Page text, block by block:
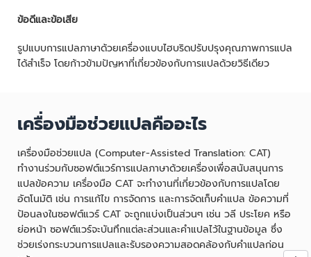
ข้อดีและข้อเสีย
รูปแบบการแปลภาษาด้วยเครื่องแบบไฮบริดปรับปรุงคุณภาพการแปล
ได้สำเร็จ โดยก้าวข้ามปัญหาที่เกี่ยวข้องกับการแปลด้วยวิธีเดียว
เครื่องมือช่วยแปลคืออะไร
เครื่องมือช่วยแปล (Computer-Assisted Translation: CAT)
ทำงานร่วมกับซอฟต์แวร์การแปลภาษาด้วยเครื่องเพื่อสนับสนุนการ
แปลข้อความ เครื่องมือ CAT จะทำงานที่เกี่ยวข้องกับการแปลโดย
อัตโนมัติ เช่น การแก้ไข การจัดการ และการจัดเก็บคำแปล ข้อความที่
ป้อนลงในซอฟต์แวร์ CAT จะถูกแบ่งเป็นส่วนๆ เช่น วลี ประโยค หรือ
ย่อหน้า ซอฟต์แวร์จะบันทึกแต่ละส่วนและคำแปลไว้ในฐานข้อมูล ซึ่ง
ช่วยเร่งกระบวนการแปลและรับรองความสอดคล้องกับคำแปลก่อน